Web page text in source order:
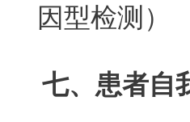
因型检测）
七、患者自